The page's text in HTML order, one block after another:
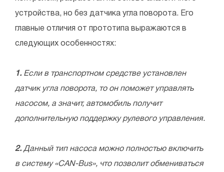
устройства, но без датчика угла поворота. Его
главные отличия от прототипа выражаются в
следующих особенностях:
1. Если в транспортном средстве установлен
датчик угла поворота, то он поможет управлять
насосом, а значит, автомобиль получит
дополнительную поддержку рулевого управления.
2. Данный тип насоса можно полностью включить
в систему «CAN-Bus», что позволит обмениваться